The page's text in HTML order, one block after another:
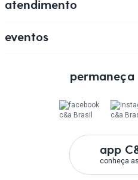
atendimento
eventos
app
conheça